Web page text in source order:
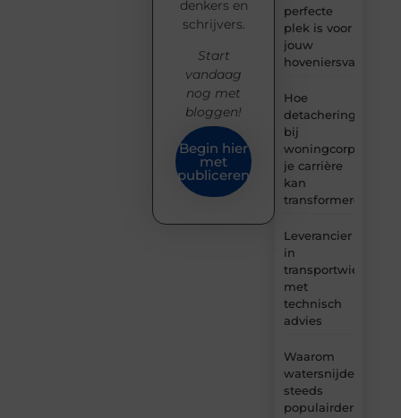
perfecte
plek is voor
jouw
Hoe
detachering
bij
woningcorporaties
je carrière
kan
transformeren
Leverancier
in
transportwielen
met
technisch
advies
Waarom
watersnijden
steeds
populairder
denkers en
schrijvers.
Start
vandaag
nog met
bloggen!
Begin hier
met
publiceren